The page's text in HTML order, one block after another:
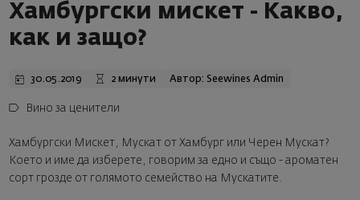
Хамбургски мискет - Какво,
как и защо?
30.05.2019 2 минути Автор: Seewines Admin
Вино за ценители
Хамбургски Мискет, Мускат от Хамбург или Черен Мускат?
Което и име да изберете, говорим за едно и също - ароматен
сорт грозде от голямото семейство на Мускатите.